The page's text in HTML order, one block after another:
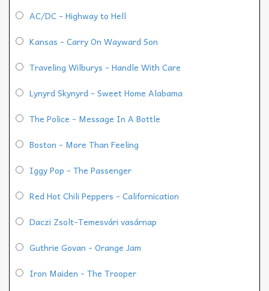
AC/DC - Highway to Hell
Kansas - Carry On Wayward Son
Traveling Wilburys - Handle With Care
Lynyrd Skynyrd - Sweet Home Alabama
The Police - Message In A Bottle
Boston - More Than Feeling
Iggy Pop - The Passenger
Red Hot Chili Peppers - Californication
Daczi Zsolt-Temesvári vasárnap
Guthrie Govan - Orange Jam
Iron Maiden - The Trooper